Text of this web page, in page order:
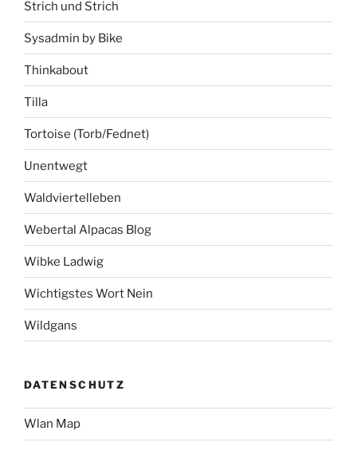
Strich und Strich
Sysadmin by Bike
Thinkabout
Tilla
Tortoise (Torb/Fednet)
Unentwegt
Waldviertelleben
Webertal Alpacas Blog
Wibke Ladwig
Wichtigstes Wort Nein
Wildgans
DATENSCHUTZ
Wlan Map